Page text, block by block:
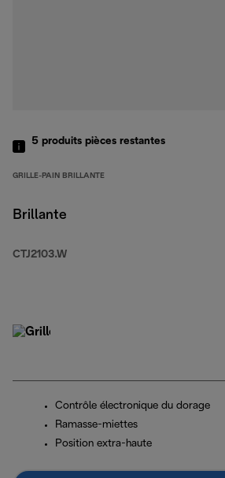
5 produits pièces restantes
GRILLE-PAIN BRILLANTE
Brillante
CTJ2103.W
Contrôle électronique du dorage
Ramasse-miettes
Position extra-haute